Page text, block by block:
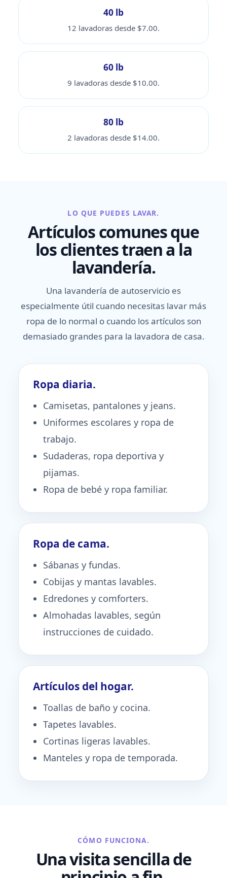
40 lb
12 lavadoras desde $7.00.
60 lb
9 lavadoras desde $10.00.
80 lb
2 lavadoras desde $14.00.
LO QUE PUEDES LAVAR.
Artículos comunes que
los clientes traen a la
lavandería.
Una lavandería de autoservicio es
especialmente útil cuando necesitas lavar más
ropa de lo normal o cuando los artículos son
demasiado grandes para la lavadora de casa.
Ropa diaria.
Camisetas, pantalones y jeans.
Uniformes escolares y ropa de
trabajo.
Sudaderas, ropa deportiva y
pijamas.
Ropa de bebé y ropa familiar.
Ropa de cama.
Sábanas y fundas.
Cobijas y mantas lavables.
Edredones y comforters.
Almohadas lavables, según
instrucciones de cuidado.
Artículos del hogar.
Toallas de baño y cocina.
Tapetes lavables.
Cortinas ligeras lavables.
Manteles y ropa de temporada.
CÓMO FUNCIONA.
Una visita sencilla de